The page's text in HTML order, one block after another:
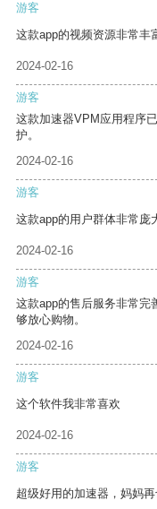
游客
这款app的视频资源非常丰
2024-02-16
游客
这款加速器VPM应用程序
护。
2024-02-16
游客
这款app的用户群体非常庞
2024-02-16
游客
这款app的售后服务非常完
够放心购物。
2024-02-16
游客
这个软件我非常喜欢
2024-02-16
游客
超级好用的加速器，妈妈